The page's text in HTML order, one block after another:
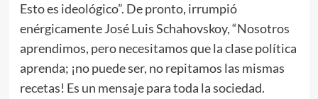
Esto es ideológico”. De pronto, irrumpió
enérgicamente José Luis Schahovskoy, “Nosotros
aprendimos, pero necesitamos que la clase política
aprenda; ¡no puede ser, no repitamos las mismas
recetas! Es un mensaje para toda la sociedad.